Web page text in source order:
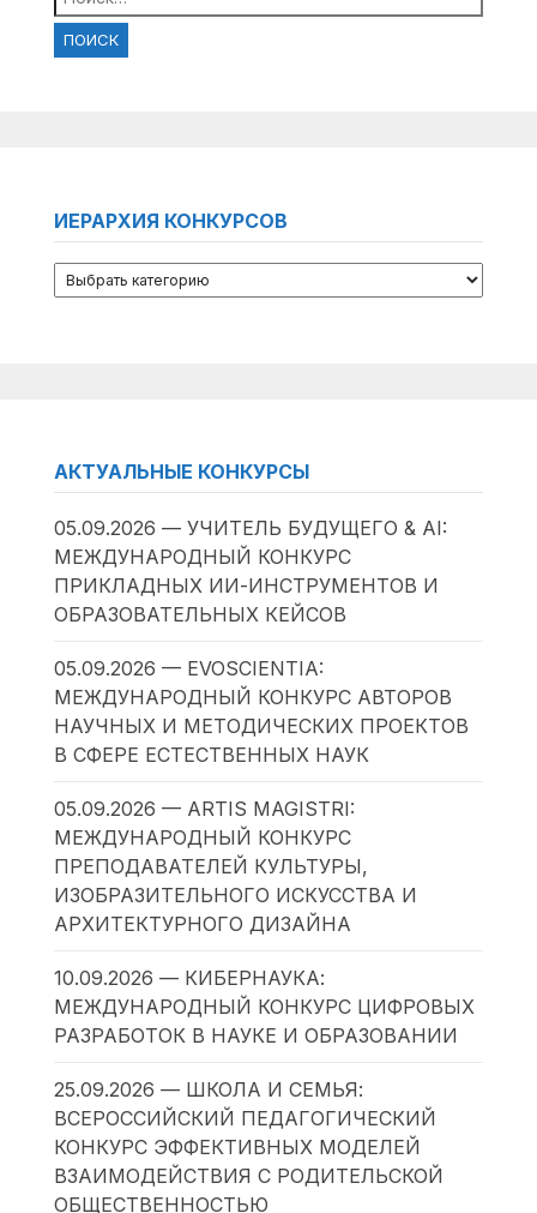
ИЕРАРХИЯ КОНКУРСОВ
АКТУАЛЬНЫЕ КОНКУРСЫ
05.09.2026 — УЧИТЕЛЬ БУДУЩЕГО & AI:
МЕЖДУНАРОДНЫЙ КОНКУРС
ПРИКЛАДНЫХ ИИ-ИНСТРУМЕНТОВ И
ОБРАЗОВАТЕЛЬНЫХ КЕЙСОВ
05.09.2026 — EVOSCIENTIA:
МЕЖДУНАРОДНЫЙ КОНКУРС АВТОРОВ
НАУЧНЫХ И МЕТОДИЧЕСКИХ ПРОЕКТОВ
В СФЕРЕ ЕСТЕСТВЕННЫХ НАУК
05.09.2026 — ARTIS MAGISTRI:
МЕЖДУНАРОДНЫЙ КОНКУРС
ПРЕПОДАВАТЕЛЕЙ КУЛЬТУРЫ,
ИЗОБРАЗИТЕЛЬНОГО ИСКУССТВА И
АРХИТЕКТУРНОГО ДИЗАЙНА
10.09.2026 — КИБЕРНАУКА:
МЕЖДУНАРОДНЫЙ КОНКУРС ЦИФРОВЫХ
РАЗРАБОТОК В НАУКЕ И ОБРАЗОВАНИИ
25.09.2026 — ШКОЛА И СЕМЬЯ:
ВСЕРОССИЙСКИЙ ПЕДАГОГИЧЕСКИЙ
КОНКУРС ЭФФЕКТИВНЫХ МОДЕЛЕЙ
ВЗАИМОДЕЙСТВИЯ С РОДИТЕЛЬСКОЙ
ОБЩЕСТВЕННОСТЬЮ